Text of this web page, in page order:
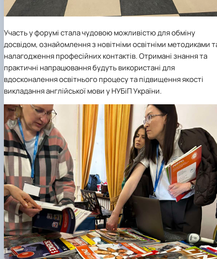
Участь у форумі стала чудовою можливістю для обміну
досвідом, ознайомлення з новітніми освітніми методиками
налагодження професійних контактів. Отримані знання та
практичні напрацювання будуть використані для
вдосконалення освітнього процесу та підвищення якості
викладання англійської мови у НУБіП України.